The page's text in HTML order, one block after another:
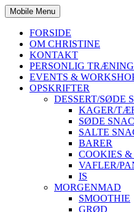
Mobile Menu
FORSIDE
OM CHRISTINE
KONTAKT
PERSONLIG TRÆNING
EVENTS &
OPSKRIFTER
DESSERT/SØDE
KAGER/
SØDE
SALTE
BARER
COOKIES
VAFLER/
IS
MORGENMAD
SMOOTHIE
GRØD